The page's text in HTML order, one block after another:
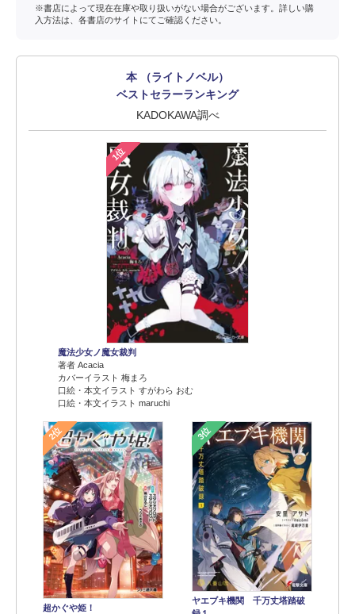
※書店によって現在在庫や取り扱いがない場合がございます。詳しい購
入方法は、各書店のサイトにてご確認ください。
本 （ライトノベル）
ベストセラーランキング
KADOKAWA調べ
1位
魔法少女ノ魔女裁判
著者 Acacia
カバーイラスト 梅まろ
口絵・本文イラスト すがわら おむ
口絵・本文イラスト maruchi
2位
超かぐや姫！
3位
ヤエブキ機関 千万丈塔踏破